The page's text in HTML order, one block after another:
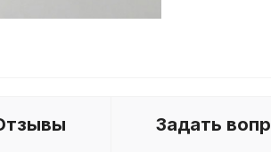
Задать